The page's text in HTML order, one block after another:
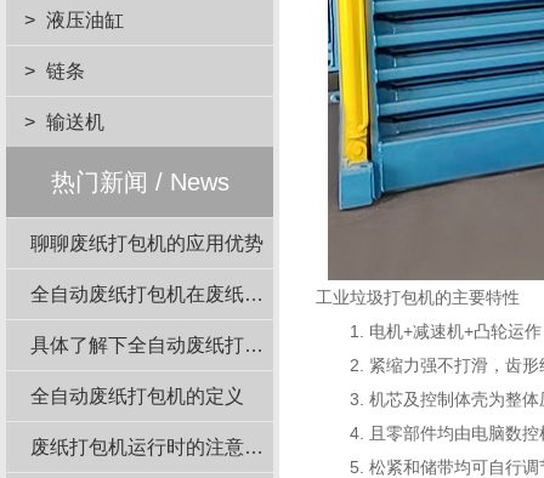
> 液压油缸
> 链条
> 输送机
热门新闻 / News
聊聊废纸打包机的应用优势
全自动废纸打包机在废纸回收站的应用
具体了解下全自动废纸打包机结构组成
全自动废纸打包机的定义
废纸打包机运行时的注意事项有哪些？
工业垃圾打包机的主要特性
1. 电机+减速机+凸轮运作
2. 紧缩力强不打滑，齿形
3. 机芯及控制体壳为整体
4. 且零部件均由电脑数控
5. 松紧和储带均可自行调